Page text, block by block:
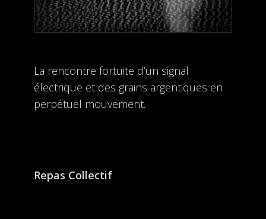
La rencontre fortuite d’un signal
électrique et des grains argentiques en
perpétuel mouvement.
Repas Collectif